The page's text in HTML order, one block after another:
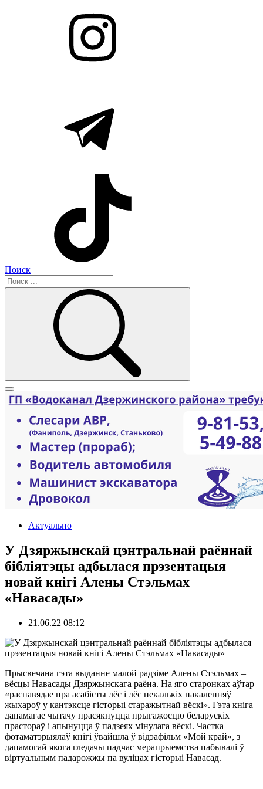
Поиск
Актуально
У Дзяржынскай цэнтральнай раённай
бiблiятэцы адбылася прэзентацыя
новай кнiгi Алены Стэльмах
«Навасады»
21.06.22 08:12
Прысвечана гэта выданне малой радзіме Алены Стэльмах –
вёсцы Навасады Дзяржынскага раёна. На яго старонках аўтар
«распавядае пра асабісты лёс і лёс некалькіх пакаленняў
жыхароў у кантэксце гісторыі старажытнай вёскі». Гэта кніга
дапамагае чытачу прасякнуцца прыгажосцю беларускіх
прастораў і апынуцца ў падзеях мінулага вёскі. Частка
фотаматэрыялаў кнігі ўвайшла ў відэафільм «Мой край», з
дапамогай якога гледачы падчас мерапрыемства пабывалі ў
віртуальным падарожжы па вуліцах гісторыі Навасад.